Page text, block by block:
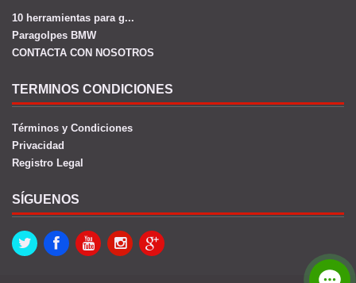
10 herramientas para g...
Paragolpes BMW
CONTACTA CON NOSOTROS
TERMINOS CONDICIONES
Términos y Condiciones
Privacidad
Registro Legal
SÍGUENOS